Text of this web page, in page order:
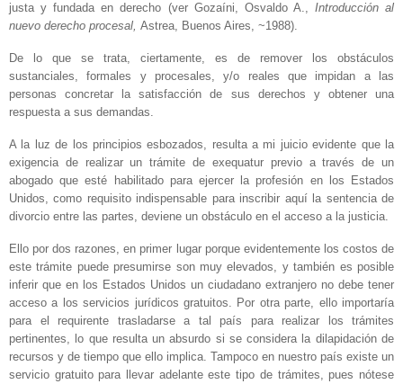
justa y fundada en derecho (ver Gozaíni, Osvaldo A., Introducción al
nuevo derecho procesal, Astrea, Buenos Aires, ~1988).
De lo que se trata, ciertamente, es de remover los obstáculos
sustanciales, formales y procesales, y/o reales que impidan a las
personas concretar la satisfacción de sus derechos y obtener una
respuesta a sus demandas.
A la luz de los principios esbozados, resulta a mi juicio evidente que la
exigencia de realizar un trámite de exequatur previo a través de un
abogado que esté habilitado para ejercer la profesión en los Estados
Unidos, como requisito indispensable para inscribir aquí la sentencia de
divorcio entre las partes, deviene un obstáculo en el acceso a la justicia.
Ello por dos razones, en primer lugar porque evidentemente los costos de
este trámite puede presumirse son muy elevados, y también es posible
inferir que en los Estados Unidos un ciudadano extranjero no debe tener
acceso a los servicios jurídicos gratuitos. Por otra parte, ello importaría
para el requirente trasladarse a tal país para realizar los trámites
pertinentes, lo que resulta un absurdo si se considera la dilapidación de
recursos y de tiempo que ello implica. Tampoco en nuestro país existe un
servicio gratuito para llevar adelante este tipo de trámites, pues nótese